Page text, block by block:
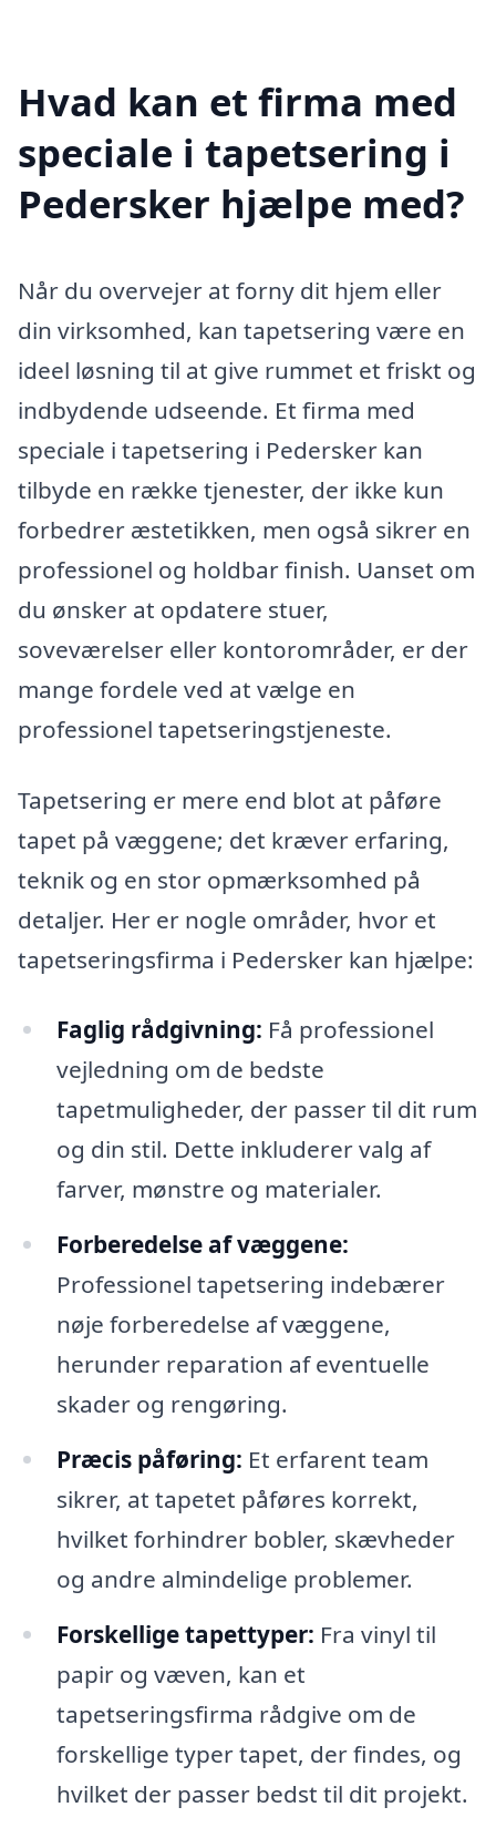
Hvad kan et firma med
speciale i tapetsering i
Pedersker hjælpe med?
Når du overvejer at forny dit hjem eller
din virksomhed, kan tapetsering være en
ideel løsning til at give rummet et friskt og
indbydende udseende. Et firma med
speciale i tapetsering i Pedersker kan
tilbyde en række tjenester, der ikke kun
forbedrer æstetikken, men også sikrer en
professionel og holdbar finish. Uanset om
du ønsker at opdatere stuer,
soveværelser eller kontorområder, er der
mange fordele ved at vælge en
professionel tapetseringstjeneste.
Tapetsering er mere end blot at påføre
tapet på væggene; det kræver erfaring,
teknik og en stor opmærksomhed på
detaljer. Her er nogle områder, hvor et
tapetseringsfirma i Pedersker kan hjælpe:
Faglig rådgivning: Få professionel
vejledning om de bedste
tapetmuligheder, der passer til dit rum
og din stil. Dette inkluderer valg af
farver, mønstre og materialer.
Forberedelse af væggene:
Professionel tapetsering indebærer
nøje forberedelse af væggene,
herunder reparation af eventuelle
skader og rengøring.
Præcis påføring: Et erfarent team
sikrer, at tapetet påføres korrekt,
hvilket forhindrer bobler, skævheder
og andre almindelige problemer.
Forskellige tapettyper: Fra vinyl til
papir og væven, kan et
tapetseringsfirma rådgive om de
forskellige typer tapet, der findes, og
hvilket der passer bedst til dit projekt.